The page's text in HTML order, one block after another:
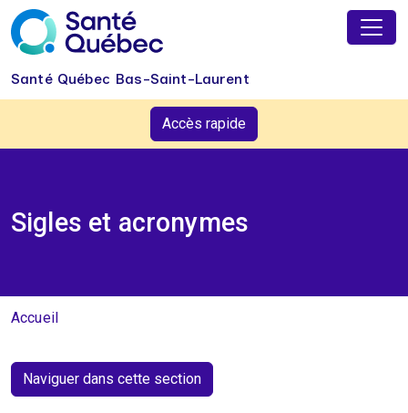
Aller au contenu principal
Santé Québec Bas-Saint-Laurent
Accès rapide
Sigles et acronymes
Fil d'Ariane
Accueil
Naviguer dans cette section